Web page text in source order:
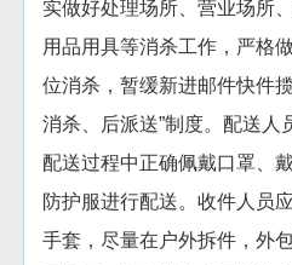
实做好处理场所、营业场所
用品用具等消杀工作，严格
位消杀，暂缓新进邮件快件
消杀、后派送”制度。配送人
配送过程中正确佩戴口罩、
防护服进行配送。收件人员
手套，尽量在户外拆件，外